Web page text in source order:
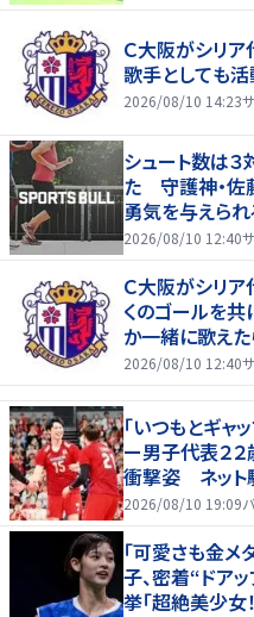
Ｃ大阪がシリ
歌手としても活
2026/08/10 14:23
シュート数は３
た 守護神・佐
勇気を与えられ
2026/08/10 12:40
Ｃ大阪がシリア
くのゴールを共
か一緒に歌えた
2026/08/10 12:40
「いつもとギャ
ー男子代表２
衝撃姿 ネット騒
から話はいって
2026/08/10 19:09
「可愛さも金メ
子、密着“ドア
挙「超絶美少女